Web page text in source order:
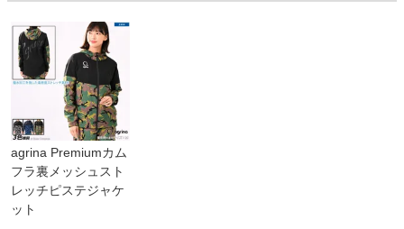
agrina Premiumカム
フラ裏メッシュスト
レッチピステジャケ
ット